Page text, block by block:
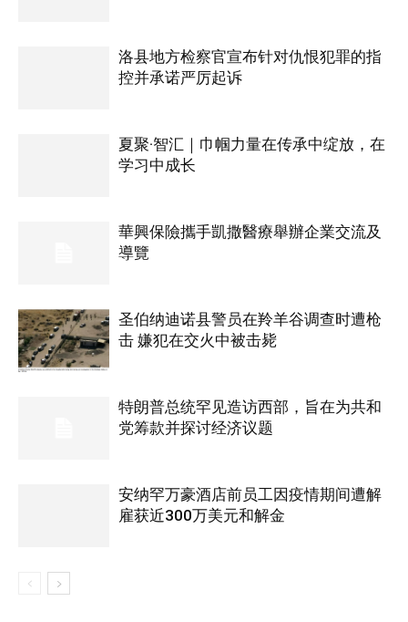
洛县地方检察官宣布针对仇恨犯罪的指
控并承诺严厉起诉
夏聚·智汇｜巾帼力量在传承中绽放，在
学习中成长
華興保險攜手凱撒醫療舉辦企業交流及
導覽
圣伯纳迪诺县警员在羚羊谷调查时遭枪
击 嫌犯在交火中被击毙
特朗普总统罕见造访西部，旨在为共和
党筹款并探讨经济议题
安纳罕万豪酒店前员工因疫情期间遭解
雇获近300万美元和解金